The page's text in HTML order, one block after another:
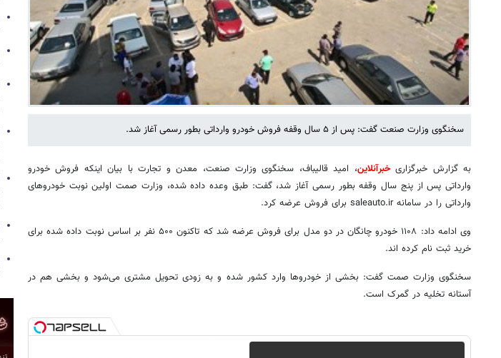
سخنگوی وزارت صنعت گفت: پس از ۵ سال وقفه فروش خودرو وارداتی بطور رسمی آغاز شد.
به گزارش خبرگزاریخبرآنلاین، امید قالیباف، سخنگوی وزارت صنعت، معدن و تجارت با بیان اینکه فروش خودرو
وارداتی پس از پنج سال وقفه بطور رسمی آغاز شد، گفت: طبق وعده داده شده، وزارت صمت اولین نوبت خودروهای
وارداتی را در سامانه saleauto.ir برای فروش عرضه کرد.
وی ادامه داد: ۱۱۰۸ خودرو چانگان در دو مدل برای فروش عرضه شد که تاکنون ۵۰۰ نفر بر اساس نوبت داده شده برای
خرید ثبت نام کرده اند.
سخنگوی وزارت صمت گفت: بخشی از خودروها وارد کشور شده و به زودی تحویل مشتری می‌شود و بخشی هم در
آستانه تخلیه در گمرک است.